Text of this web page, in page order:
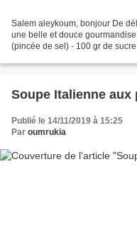
Salem aleykoum, bonjour De
une belle et douce
(pincée de sel) - 100 gr de
Soupe Italienne aux
Publié le 14/11/2019 à 15:25
Par oumrukia